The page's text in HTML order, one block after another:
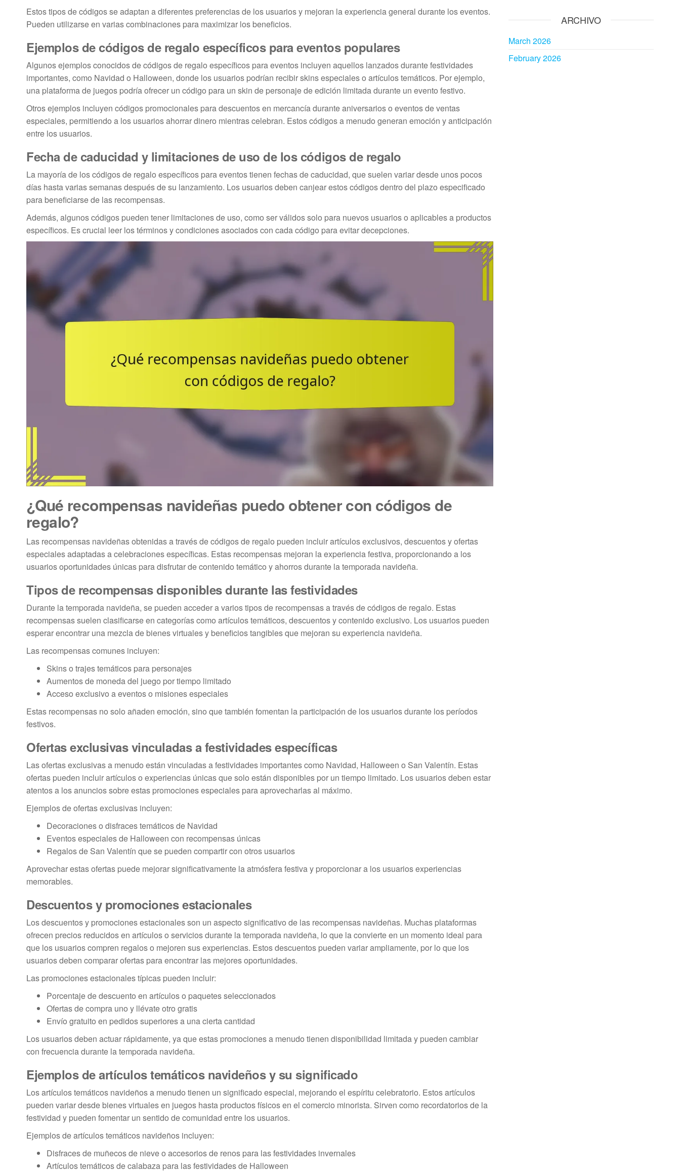
Estos tipos de códigos se adaptan a diferentes preferencias de los usuarios y mejoran la experiencia general durante los eventos.
Pueden utilizarse en varias combinaciones para maximizar los beneficios.
Ejemplos de códigos de regalo específicos para eventos populares
Algunos ejemplos conocidos de códigos de regalo específicos para eventos incluyen aquellos lanzados durante festividades
importantes, como Navidad o Halloween, donde los usuarios podrían recibir skins especiales o artículos temáticos. Por ejemplo,
una plataforma de juegos podría ofrecer un código para un skin de personaje de edición limitada durante un evento festivo.
Otros ejemplos incluyen códigos promocionales para descuentos en mercancía durante aniversarios o eventos de ventas
especiales, permitiendo a los usuarios ahorrar dinero mientras celebran. Estos códigos a menudo generan emoción y anticipación
entre los usuarios.
Fecha de caducidad y limitaciones de uso de los códigos de regalo
La mayoría de los códigos de regalo específicos para eventos tienen fechas de caducidad, que suelen variar desde unos pocos
días hasta varias semanas después de su lanzamiento. Los usuarios deben canjear estos códigos dentro del plazo especificado
para beneficiarse de las recompensas.
Además, algunos códigos pueden tener limitaciones de uso, como ser válidos solo para nuevos usuarios o aplicables a productos
específicos. Es crucial leer los términos y condiciones asociados con cada código para evitar decepciones.
¿Qué recompensas navideñas puedo obtener con códigos de
regalo?
Las recompensas navideñas obtenidas a través de códigos de regalo pueden incluir artículos exclusivos, descuentos y ofertas
especiales adaptadas a celebraciones específicas. Estas recompensas mejoran la experiencia festiva, proporcionando a los
usuarios oportunidades únicas para disfrutar de contenido temático y ahorros durante la temporada navideña.
Tipos de recompensas disponibles durante las festividades
Durante la temporada navideña, se pueden acceder a varios tipos de recompensas a través de códigos de regalo. Estas
recompensas suelen clasificarse en categorías como artículos temáticos, descuentos y contenido exclusivo. Los usuarios pueden
esperar encontrar una mezcla de bienes virtuales y beneficios tangibles que mejoran su experiencia navideña.
Las recompensas comunes incluyen:
Skins o trajes temáticos para personajes
Aumentos de moneda del juego por tiempo limitado
Acceso exclusivo a eventos o misiones especiales
Estas recompensas no solo añaden emoción, sino que también fomentan la participación de los usuarios durante los períodos
festivos.
Ofertas exclusivas vinculadas a festividades específicas
Las ofertas exclusivas a menudo están vinculadas a festividades importantes como Navidad, Halloween o San Valentín. Estas
ofertas pueden incluir artículos o experiencias únicas que solo están disponibles por un tiempo limitado. Los usuarios deben estar
atentos a los anuncios sobre estas promociones especiales para aprovecharlas al máximo.
Ejemplos de ofertas exclusivas incluyen:
Decoraciones o disfraces temáticos de Navidad
Eventos especiales de Halloween con recompensas únicas
Regalos de San Valentín que se pueden compartir con otros usuarios
Aprovechar estas ofertas puede mejorar significativamente la atmósfera festiva y proporcionar a los usuarios experiencias
memorables.
Descuentos y promociones estacionales
Los descuentos y promociones estacionales son un aspecto significativo de las recompensas navideñas. Muchas plataformas
ofrecen precios reducidos en artículos o servicios durante la temporada navideña, lo que la convierte en un momento ideal para
que los usuarios compren regalos o mejoren sus experiencias. Estos descuentos pueden variar ampliamente, por lo que los
usuarios deben comparar ofertas para encontrar las mejores oportunidades.
Las promociones estacionales típicas pueden incluir:
Porcentaje de descuento en artículos o paquetes seleccionados
Ofertas de compra uno y llévate otro gratis
Envío gratuito en pedidos superiores a una cierta cantidad
Los usuarios deben actuar rápidamente, ya que estas promociones a menudo tienen disponibilidad limitada y pueden cambiar
con frecuencia durante la temporada navideña.
Ejemplos de artículos temáticos navideños y su significado
Los artículos temáticos navideños a menudo tienen un significado especial, mejorando el espíritu celebratorio. Estos artículos
pueden variar desde bienes virtuales en juegos hasta productos físicos en el comercio minorista. Sirven como recordatorios de la
festividad y pueden fomentar un sentido de comunidad entre los usuarios.
Ejemplos de artículos temáticos navideños incluyen:
Disfraces de muñecos de nieve o accesorios de renos para las festividades invernales
Artículos temáticos de calabaza para las festividades de Halloween
ARCHIVO
March 2026
February 2026